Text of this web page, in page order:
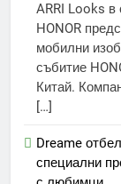
ARRI Looks в
HONOR
мобилни
събитие
Китай.
[…]
Dreame
специални